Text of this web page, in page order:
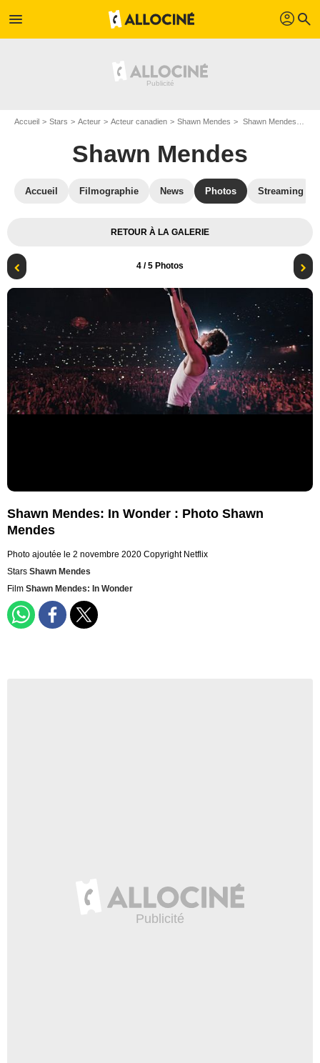
menu profil search
Accueil Stars Acteur Acteur canadien Shawn Mendes Shawn Mendes: In Wonder : Photo Shawn Mendes
Shawn Mendes
Accueil Filmographie News Photos Streaming
RETOUR À LA GALERIE
4 / 5 Photos
Shawn Mendes: In Wonder : Photo Shawn
Mendes
Photo ajoutée le 2 novembre 2020 Copyright Netflix
Stars Shawn Mendes
Film Shawn Mendes: In Wonder